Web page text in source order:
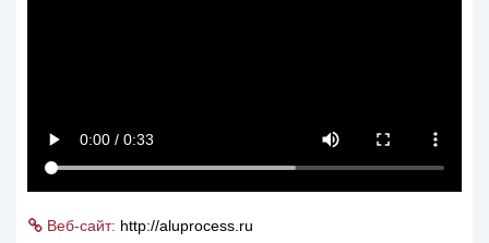
Веб-сайт: http://aluprocess.ru